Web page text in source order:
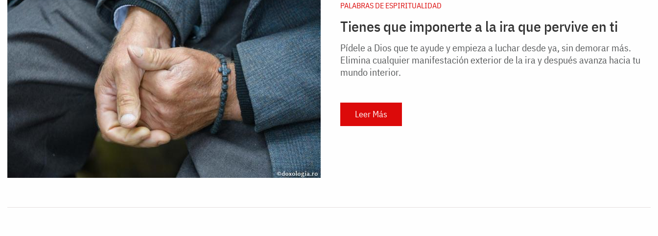
PALABRAS DE ESPIRITUALIDAD
Tienes que imponerte a la ira que pervive en ti
Pídele a Dios que te ayude y empieza a luchar desde ya, sin demorar más.
Elimina cualquier manifestación exterior de la ira y después avanza hacia tu
mundo interior.
Leer Más